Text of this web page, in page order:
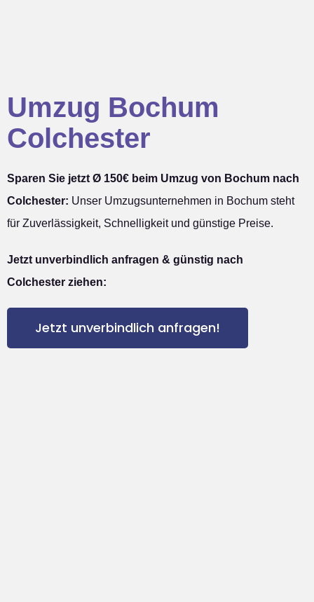
Umzug Bochum
Colchester
Sparen Sie jetzt Ø 150€ beim Umzug von Bochum nach
Colchester: Unser Umzugsunternehmen in Bochum steht
für Zuverlässigkeit, Schnelligkeit und günstige Preise.
Jetzt unverbindlich anfragen & günstig nach
Colchester ziehen:
Jetzt unverbindlich anfragen!